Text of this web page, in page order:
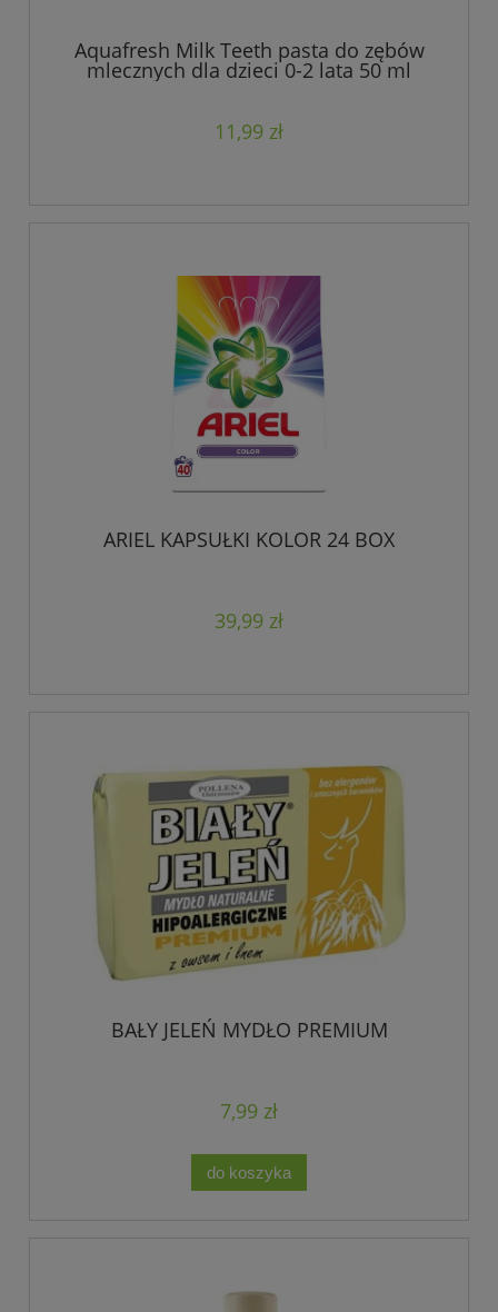
Aquafresh Milk Teeth pasta do zębów
mlecznych dla dzieci 0-2 lata 50 ml
11,99 zł
ARIEL KAPSUŁKI KOLOR 24 BOX
39,99 zł
BAŁY JELEŃ MYDŁO PREMIUM
7,99 zł
do koszyka